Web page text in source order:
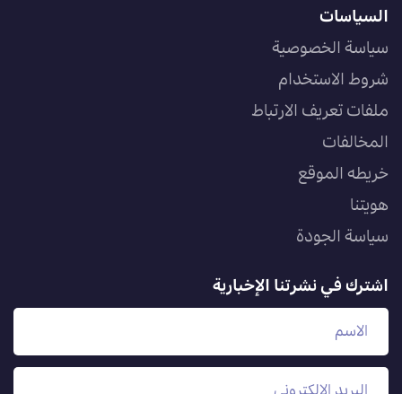
السياسات
سياسة الخصوصية
شروط الاستخدام
ملفات تعريف الارتباط
المخالفات
خريطه الموقع
هويتنا
سياسة الجودة
اشترك في نشرتنا الإخبارية